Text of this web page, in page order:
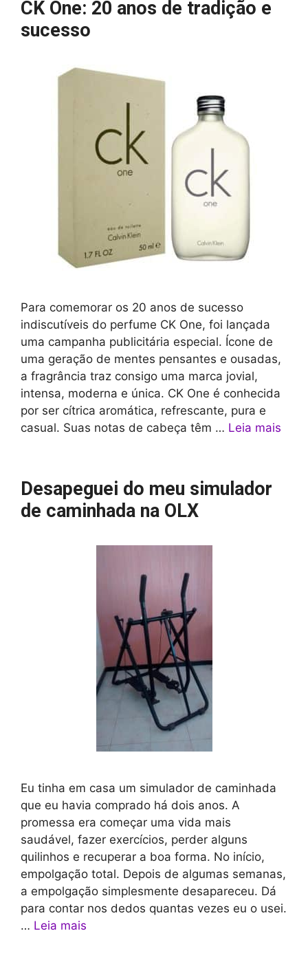
CK One: 20 anos de tradição e
sucesso
Para comemorar os 20 anos de sucesso
indiscutíveis do perfume CK One, foi lançada
uma campanha publicitária especial. Ícone de
uma geração de mentes pensantes e ousadas,
a fragrância traz consigo uma marca jovial,
intensa, moderna e única. CK One é conhecida
por ser cítrica aromática, refrescante, pura e
casual. Suas notas de cabeça têm … Leia mais
Desapeguei do meu simulador
de caminhada na OLX
Eu tinha em casa um simulador de caminhada
que eu havia comprado há dois anos. A
promessa era começar uma vida mais
saudável, fazer exercícios, perder alguns
quilinhos e recuperar a boa forma. No início,
empolgação total. Depois de algumas semanas,
a empolgação simplesmente desapareceu. Dá
para contar nos dedos quantas vezes eu o usei.
… Leia mais